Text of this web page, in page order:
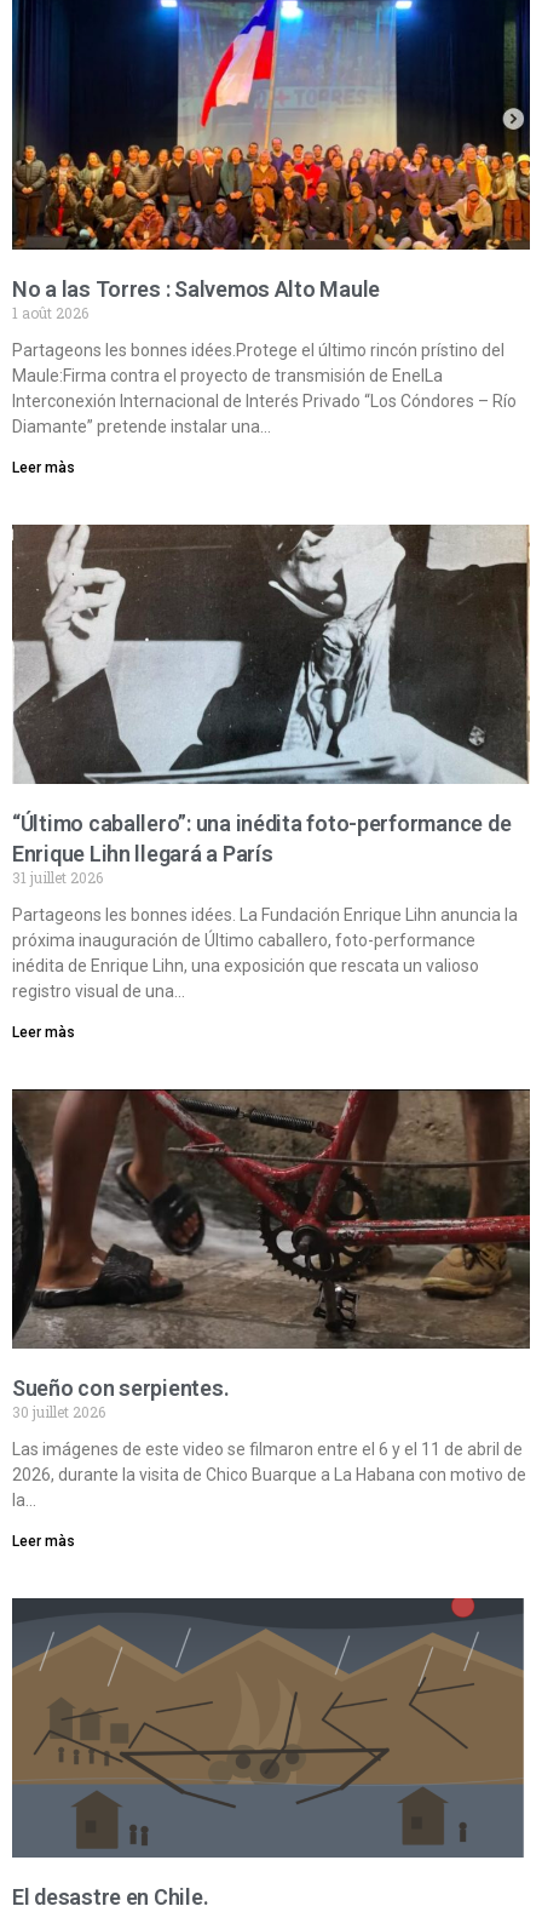
No a las Torres : Salvemos Alto Maule
1 août 2026
Partageons les bonnes idées.Protege el último rincón prístino del
Maule:Firma contra el proyecto de transmisión de EnelLa
Interconexión Internacional de Interés Privado “Los Cóndores – Río
Diamante” pretende instalar una…
Leer màs
“Último caballero”: una inédita foto-performance de
Enrique Lihn llegará a París
31 juillet 2026
Partageons les bonnes idées. La Fundación Enrique Lihn anuncia la
próxima inauguración de Último caballero, foto-performance
inédita de Enrique Lihn, una exposición que rescata un valioso
registro visual de una…
Leer màs
Sueño con serpientes.
30 juillet 2026
Las imágenes de este video se filmaron entre el 6 y el 11 de abril de
2026, durante la visita de Chico Buarque a La Habana con motivo de
la…
Leer màs
El desastre en Chile.